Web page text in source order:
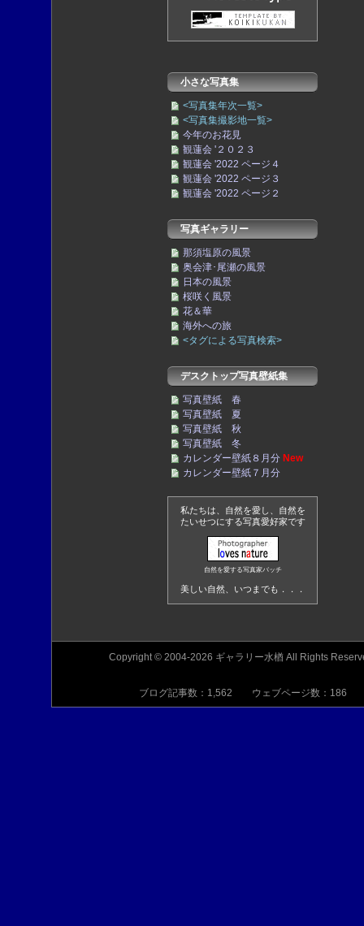
小さな写真集
<写真集年次一覧>
<写真集撮影地一覧>
今年のお花見
観蓮会 '２０２３
観蓮会 '2022 ページ４
観蓮会 '2022 ページ３
観蓮会 '2022 ページ２
写真ギャラリー
那須塩原の風景
奥会津･尾瀬の風景
日本の風景
桜咲く風景
花＆華
海外への旅
<タグによる写真検索>
デスクトップ写真壁紙集
写真壁紙 春
写真壁紙 夏
写真壁紙 秋
写真壁紙 冬
カレンダー壁紙８月分 New
カレンダー壁紙７月分
私たちは、自然を愛し、自然を
たいせつにする写真愛好家です
自然を愛する写真家バッチ
美しい自然、いつまでも．．．
Copyright © 2004-2026 ギャラリー水楢 All Rights
ブログ記事数：1,562 ウェブページ数：186